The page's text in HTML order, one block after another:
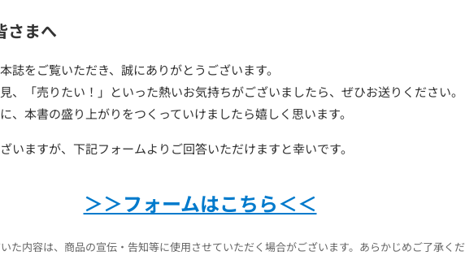
さまへ
誌をご覧いただき、誠にありがとうございます。
、「売りたい！」といった熱いお気持ちがございましたら、ぜひお送りください。
、本書の盛り上がりをつくっていけましたら嬉しく思います。
いますが、下記フォームよりご回答いただけますと幸いです。
＞＞フォームはこちら＜＜
た内容は、商品の宣伝・告知等に使用させていただく場合がございます。あらかじめご了承くだ